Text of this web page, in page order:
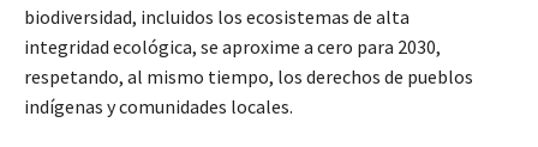
biodiversidad, incluidos los ecosistemas de alta
integridad ecológica, se aproxime a cero para 2030,
respetando, al mismo tiempo, los derechos de pueblos
indígenas y comunidades locales.